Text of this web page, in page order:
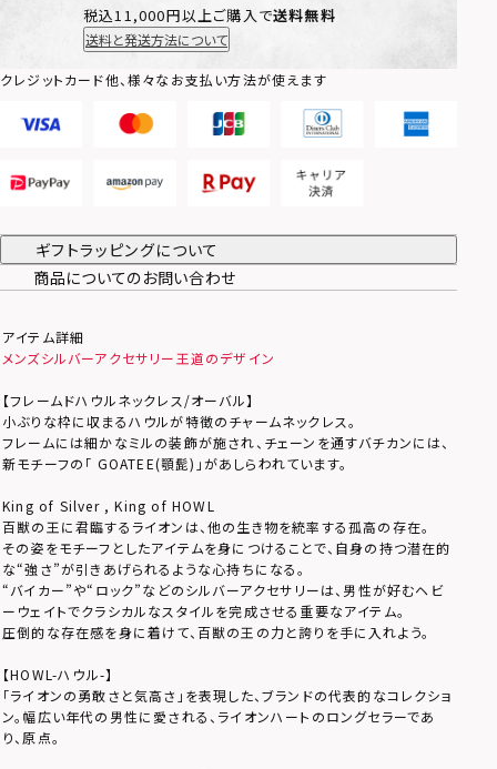
税込11,000円以上ご購入で送料無料
送料と発送方法について
クレジットカード他、様々なお支払い方法が使えます
ギフトラッピングについて
商品についてのお問い合わせ
アイテム詳細
メンズシルバーアクセサリー王道のデザイン
【フレームドハウルネックレス/オーバル】
小ぶりな枠に収まるハウルが特徴のチャームネックレス。
フレームには細かなミルの装飾が施され、チェーンを通すバチカンには、
新モチーフの「 GOATEE(顎髭)」があしらわれています。
King of Silver , King of HOWL
百獣の王に君臨するライオンは、他の生き物を統率する孤高の存在。
その姿をモチーフとしたアイテムを身につけることで、自身の持つ潜在的
な“強さ”が引きあげられるような心持ちになる。
“バイカー”や“ロック”などのシルバーアクセサリーは、男性が好むヘビ
ーウェイトでクラシカルなスタイルを完成させる重要なアイテム。
圧倒的な存在感を身に着けて、百獣の王の力と誇りを手に入れよう。
【HOWL-ハウル-】
「ライオンの勇敢さと気高さ」を表現した、ブランドの代表的なコレクショ
ン。幅広い年代の男性に愛される、ライオンハートのロングセラーであ
り、原点。